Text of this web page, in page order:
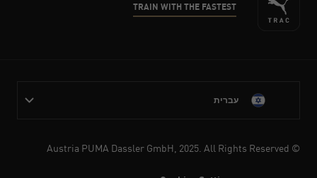
TRAIN WITH THE FASTEST
עברית
© Austria PUMA Dassler GmbH, 2025. All Rights Reserved